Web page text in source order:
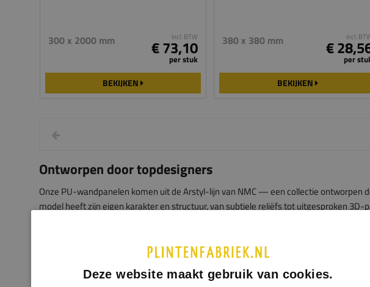
300 x 2000 mm incl. BTW
€ 73,10
per stuk
BEKIJKEN
380 x 380 mm incl.
€
per
BEKIJKEN
Ontworpen door topdesigners
Onze PU-wandpanelen komen uit de Arstyl-lijn van NMC — een collectie ontworpen
model heeft zijn eigen karakter en structuur, van subtiele reliëfs tot uitgesproken 3D-
De panelen zijn verkrijgbaar in negen verschillende modellen, elk met een uniek
decoratief element, maar ook om een volledige wand mee te bekleden.
Deze website maakt gebruik van cookies.